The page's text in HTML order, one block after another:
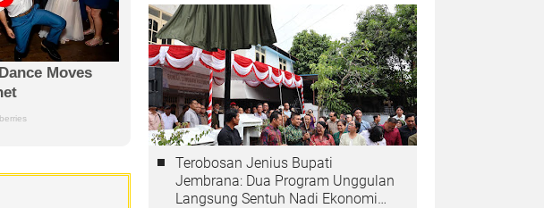
Terobosan Jenius Bupati
Jembrana: Dua Program Unggulan
Langsung Sentuh Nadi Ekonomi